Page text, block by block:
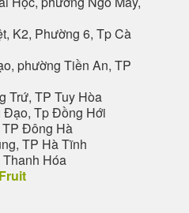
K2, Phường 6, Tp Cà
phường Tiền An, TP
Trứ, TP Tuy Hòa
Đạo, Tp Đồng Hới
Đông Hà
TP Hà Tĩnh
Hóa